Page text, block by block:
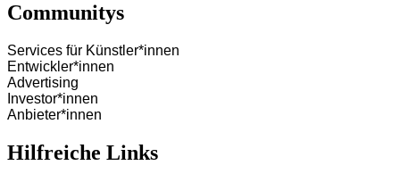
Communitys
Services für Künstler*innen
Entwickler*innen
Advertising
Investor*innen
Anbieter*innen
Hilfreiche Links